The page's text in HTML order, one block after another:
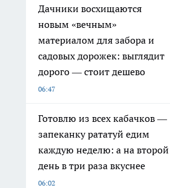
Дачники восхищаются
новым «вечным»
материалом для забора и
садовых дорожек: выглядит
дорого — стоит дешево
06:47
Готовлю из всех кабачков —
запеканку рататуй едим
каждую неделю: а на второй
день в три раза вкуснее
06:02